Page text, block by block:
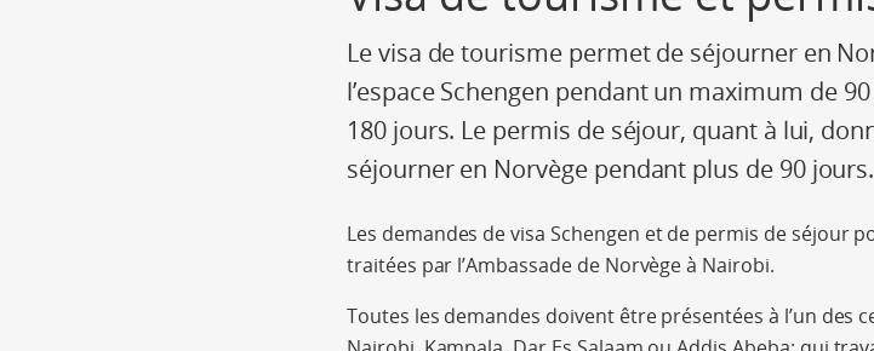
Le visa de tourisme permet de séjourner en
l’espace Schengen pendant un maximum de
180 jours. Le permis de séjour, quant à lui,
séjourner en Norvège pendant plus de 90 jours.
Les demandes de visa Schengen et de permis de séjour
traitées par l’Ambassade de Norvège à Nairobi.
Toutes les demandes doivent être présentées à l’un des